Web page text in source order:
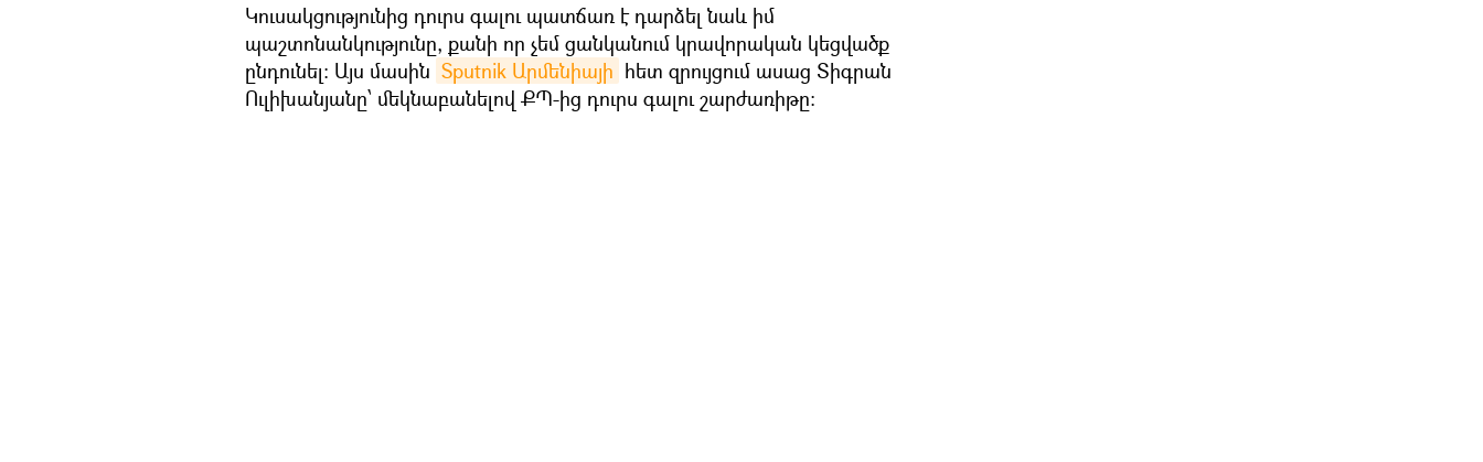
Կուսակցությունից դուրս գալու պատճառ է դարձել նաև իմ
պաշտոնանկությունը, քանի որ չեմ ցանկանում կրավորական կեցվածք
ընդունել։ Այս մասին Sputnik Արմենիայի հետ զրույցում ասաց Տիգրան
Ուլիխանյանը՝ մեկնաբանելով ՔՊ-ից դուրս գալու շարժառիթը։